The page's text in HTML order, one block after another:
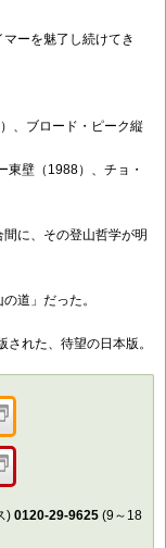
ーを魅了し続けてき
、ブロード・ピーク縦
壁（1988）、チョ・
に、その登山哲学が明
道」だった。
れた、待望の日本版。
Amazonで購入
楽天で購入
) 0120-29-9625 (9～18